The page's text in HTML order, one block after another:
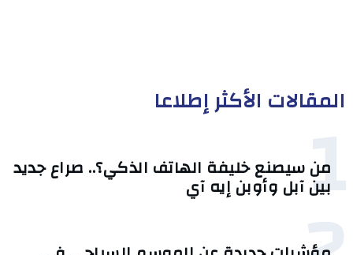
المقالات الأكثر إطلاعا
1
من سيصنع خليفة الهاتف الذكي؟.. صراع جديد
بين آبل وأوبن إيه آي